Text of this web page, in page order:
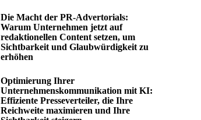
Die Macht der PR-Advertorials:
Warum Unternehmen jetzt auf
redaktionellen Content setzen, um
Sichtbarkeit und Glaubwürdigkeit zu
erhöhen
Optimierung Ihrer
Unternehmenskommunikation mit KI:
Effiziente Presseverteiler, die Ihre
Reichweite maximieren und Ihre